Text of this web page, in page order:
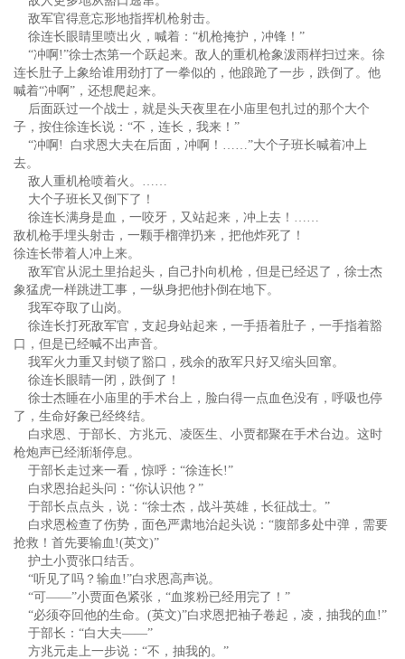
敌军官得意忘形地指挥机枪射击。
徐连长眼睛里喷出火，喊着：“机枪掩护，冲锋！”
“冲啊!”徐士杰第一个跃起来。敌人的重机枪象泼雨样扫过来。徐
连长肚子上象给谁用劲打了一拳似的，他踉跄了一步，跌倒了。他
喊着“冲啊”，还想爬起来。
后面跃过一个战士，就是头天夜里在小庙里包扎过的那个大个
子，按住徐连长说：“不，连长，我来！”
“冲啊! 白求恩大夫在后面，冲啊！……”大个子班长喊着冲上
去。
敌人重机枪喷着火。……
大个子班长又倒下了！
徐连长满身是血，一咬牙，又站起来，冲上去！……
敌机枪手埋头射击，一颗手榴弹扔来，把他炸死了！
徐连长带着人冲上来。
敌军官从泥土里抬起头，自己扑向机枪，但是已经迟了，徐士杰
象猛虎一样跳进工事，一纵身把他扑倒在地下。
我军夺取了山岗。
徐连长打死敌军官，支起身站起来，一手捂着肚子，一手指着豁
口，但是已经喊不出声音。
我军火力重又封锁了豁口，残余的敌军只好又缩头回窜。
徐连长眼睛一闭，跌倒了！
徐士杰睡在小庙里的手术台上，脸白得一点血色没有，呼吸也停
了，生命好象已经终结。
白求恩、于部长、方兆元、凌医生、小贾都聚在手术台边。这时
枪炮声已经渐渐停息。
于部长走过来一看，惊呼：“徐连长!”
白求恩抬起头问：“你认识他？”
于部长点点头，说：“徐士杰，战斗英雄，长征战士。”
白求恩检查了伤势，面色严肃地治起头说：“腹部多处中弹，需要
抢救！首先要输血!(英文)”
护土小贾张口结舌。
“听见了吗？输血!”白求恩高声说。
“可——”小贾面色紧张，“血浆粉已经用完了！”
“必须夺回他的生命。(英文)”白求恩把袖子卷起，凌，抽我的血!”
于部长：“白大夫——”
方兆元走上一步说：“不，抽我的。”